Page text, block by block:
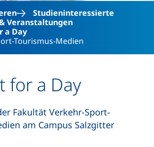
Studieninteressierte
Veranstaltungen
a Day
Tourismus-Medien
for a Day
Fakultät Verkehr-Sport-
am Campus Salzgitter